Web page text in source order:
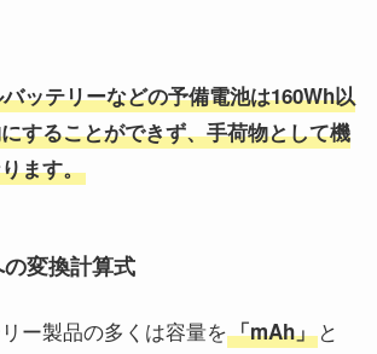
ッテリーなどの予備電池は160Wh以
することができず、手荷物として機
ます。
変換計算式
ー製品の多くは容量を「mAh」と